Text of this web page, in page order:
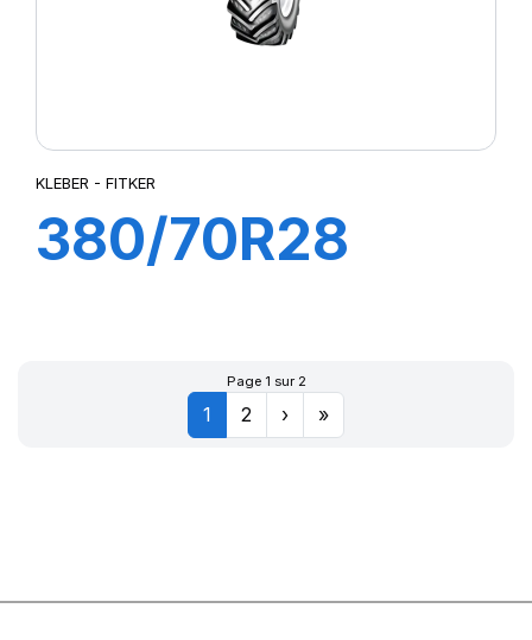
KLEBER - FITKER
380/70R28
FITKERPage 1 sur 2
1 2 › »